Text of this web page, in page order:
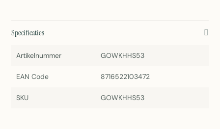
Specificaties
Artikelnummer GOWKHHS53
EAN Code 8716522103472
SKU GOWKHHS53